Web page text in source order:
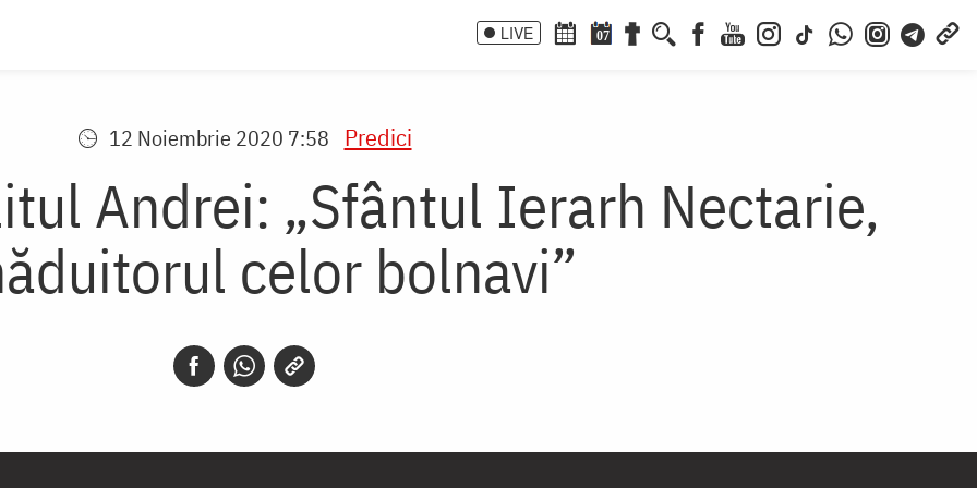
LIVE 07
12 Noiembrie 2020 7:58 Predici
Andrei: „Sfântul Ierarh Nectarie,
celor bolnavi”